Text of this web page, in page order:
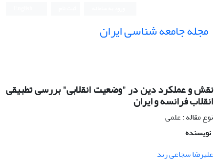
مجله جامعه شناسی ایران
نقش و عملکرد دین در "وضعیت انقلابی" بررسی تطبیقی
انقلاب فرانسه و ایران
نوع مقاله : علمی
نویسنده
علیرضا شجاعی زند